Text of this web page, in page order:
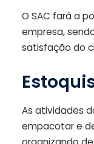
O SAC fará a
empresa,
satisfação do
As atividades
empacotar e